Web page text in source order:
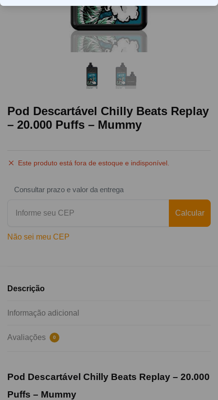
Pod Descartável Chilly Beats Replay
– 20.000 Puffs – Mummy
Este produto está fora de estoque e indisponível.
Consultar prazo e valor da entrega
Calcular
Não sei meu CEP
Descrição
Informação adicional
Avaliações 0
Pod Descartável Chilly Beats Replay – 20.000
Puffs – Mummy